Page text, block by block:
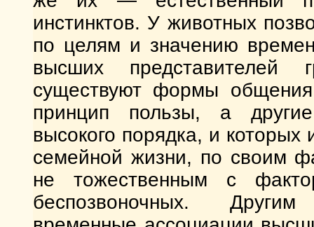
инстинктов. У животных
по целям и значению
высших
существуют формы
принцип пользы, а
высокого порядка, и которых
семейной жизни, по своим
не тожественным с
беспозвоночных.